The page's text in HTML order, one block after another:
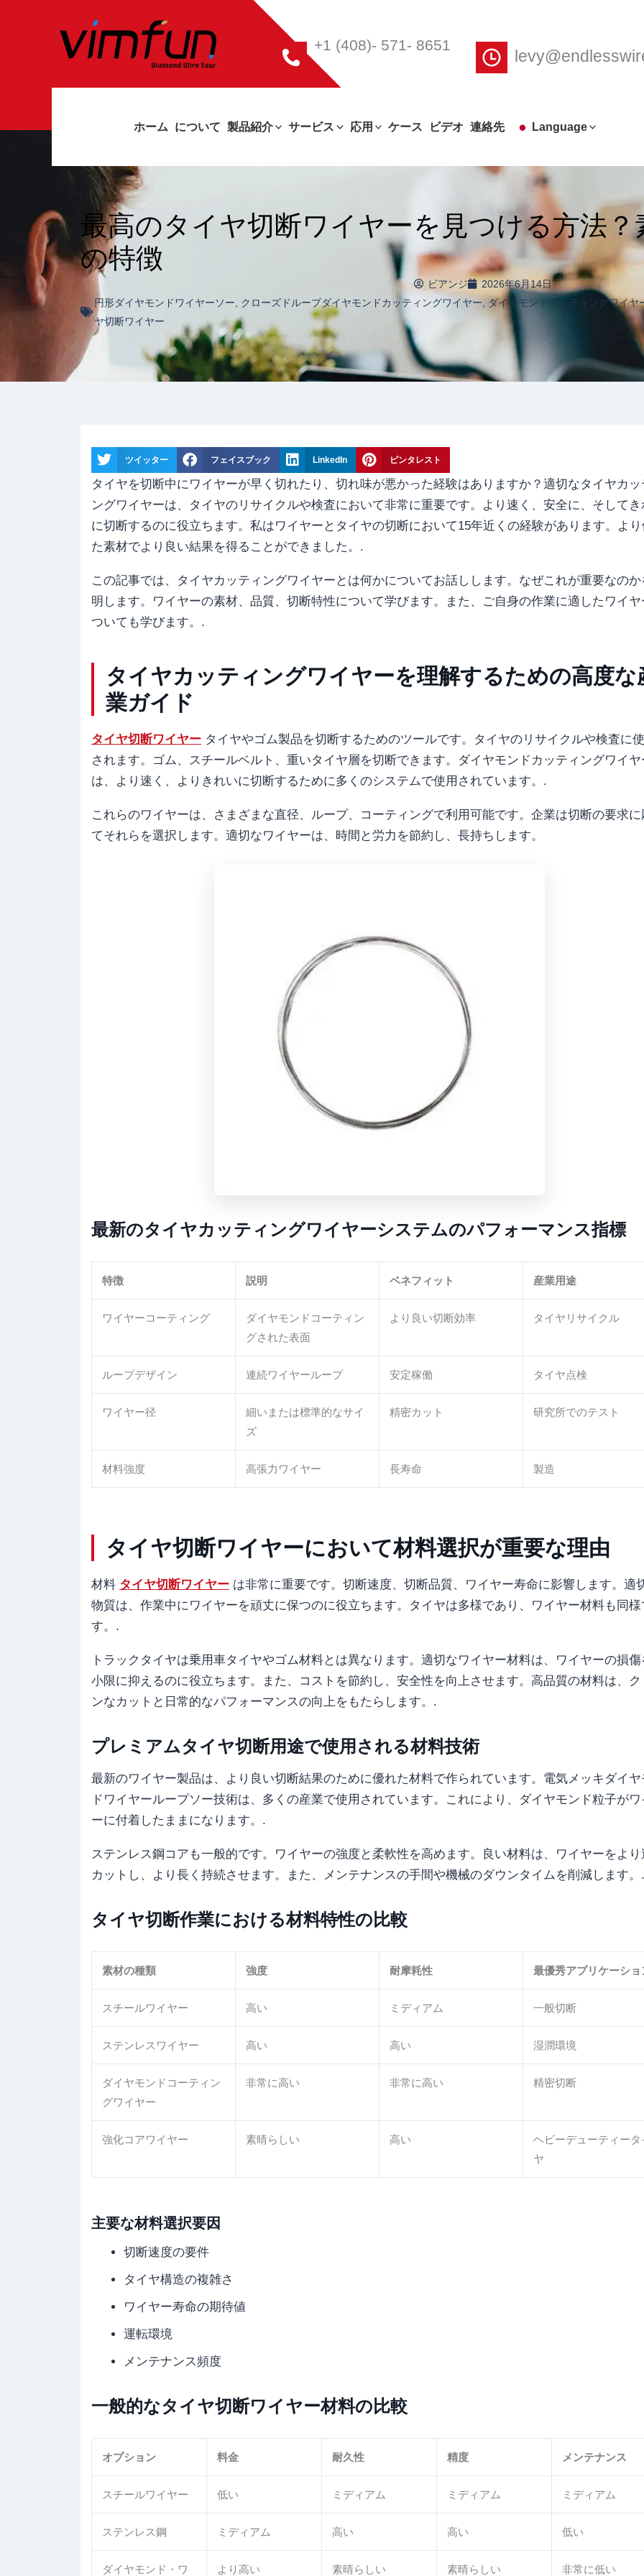
+1 (408)- 571- 8651
ホーム について 製品紹介 サービス 応用 ケース ビデオ 連絡先 Language
最高のタイヤ切断ワイヤーを見つける方法？
の特徴
ビアンジ
2026年6月14日
円形ダイヤモンドワイヤーソー
クローズドループダイヤモンドカッティングワイヤー
ダイヤモンドカッティングワイヤ
ヤ切断ワイヤー
ツイッター フェイスブック LinkedIn ピンタレスト
タイヤを切断中にワイヤーが早く切れたり、切れ味が悪かった経験はありますか？適切なタイヤカッ
ングワイヤーは、タイヤのリサイクルや検査において非常に重要です。より速く、安全に、そしてき
に切断するのに役立ちます。私はワイヤーとタイヤの切断において15年近くの経験があります。よ
た素材でより良い結果を得ることができました。.
この記事では、タイヤカッティングワイヤーとは何かについてお話しします。なぜこれが重要なのか
明します。ワイヤーの素材、品質、切断特性について学びます。また、ご自身の作業に適したワイヤ
ついても学びます。.
タイヤカッティングワイヤーを理解するための高度な
業ガイド
タイヤ切断ワイヤー タイヤやゴム製品を切断するためのツールです。タイヤのリサイクルや検査に
されます。ゴム、スチールベルト、重いタイヤ層を切断できます。ダイヤモンドカッティングワイヤ
は、より速く、よりきれいに切断するために多くのシステムで使用されています。.
これらのワイヤーは、さまざまな直径、ループ、コーティングで利用可能です。企業は切断の要求に
てそれらを選択します。適切なワイヤーは、時間と労力を節約し、長持ちします。
最新のタイヤカッティングワイヤーシステムのパフォーマンス指標
特徴 説明 ベネフィット 産業用途
ワイヤーコーティング
ダイヤモンドコーティン
グされた表面
より良い切断効率 タイヤリサイクル
ループデザイン 連続ワイヤーループ 安定稼働 タイヤ点検
ワイヤー径
細いまたは標準的なサイ
ズ
精密カット 研究所でのテスト
材料強度 高張力ワイヤー 長寿命 製造
タイヤ切断ワイヤーにおいて材料選択が重要な理由
材料 タイヤ切断ワイヤー は非常に重要です。切断速度、切断品質、ワイヤー寿命に影響します。適
物質は、作業中にワイヤーを頑丈に保つのに役立ちます。タイヤは多様であり、ワイヤー材料も同様
す。.
トラックタイヤは乗用車タイヤやゴム材料とは異なります。適切なワイヤー材料は、ワイヤーの損傷
小限に抑えるのに役立ちます。また、コストを節約し、安全性を向上させます。高品質の材料は、ク
ンなカットと日常的なパフォーマンスの向上をもたらします。.
プレミアムタイヤ切断用途で使用される材料技術
最新のワイヤー製品は、より良い切断結果のために優れた材料で作られています。電気メッキダイヤ
ドワイヤーループソー技術は、多くの産業で使用されています。これにより、ダイヤモンド粒子がワ
ーに付着したままになります。.
ステンレス鋼コアも一般的です。ワイヤーの強度と柔軟性を高めます。良い材料は、ワイヤーをより
カットし、より長く持続させます。また、メンテナンスの手間や機械のダウンタイムを削減します。.
タイヤ切断作業における材料特性の比較
素材の種類 強度 耐摩耗性 最優秀アプリケーショ
スチールワイヤー 高い ミディアム 一般切断
ステンレスワイヤー 高い 高い 湿潤環境
ダイヤモンドコーティン
グワイヤー
非常に高い 非常に高い 精密切断
強化コアワイヤー 素晴らしい 高い
ヘビーデューティータ
ヤ
主要な材料選択要因
切断速度の要件
タイヤ構造の複雑さ
ワイヤー寿命の期待値
運転環境
メンテナンス頻度
一般的なタイヤ切断ワイヤー材料の比較
オプション 料金 耐久性 精度 メンテナンス
スチールワイヤー 低い ミディアム ミディアム ミディアム
ステンレス鋼 ミディアム 高い 高い 低い
ダイヤモンド・ワ より高い 素晴らしい 素晴らしい 非常に低い